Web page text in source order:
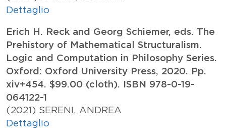
Dettaglio
Erich H. Reck and Georg Schiemer, eds. The
Prehistory of Mathematical Structuralism.
Logic and Computation in Philosophy Series.
Oxford: Oxford University Press, 2020. Pp.
xiv+454. $99.00 (cloth). ISBN 978-0-19-
064122-1
(2021) SERENI, ANDREA
Dettaglio